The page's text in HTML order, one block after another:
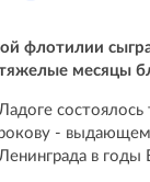
флотилии
месяцы
-
в